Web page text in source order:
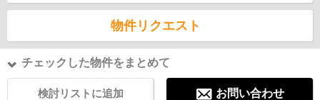
物件リクエスト
チェックした物件をまとめて
検討リストに追加 お問い合わせ